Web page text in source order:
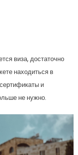
виза, достаточно
находиться в
и
не нужно.